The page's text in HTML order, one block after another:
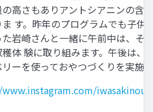
⾼さもありアントシアニンの含
す。昨年のプログラムでも⼦供
岩崎さんと⼀緒に午前中は、そ
体 験に取り組みます。午後は、
ーを使っておやつづくりを実施